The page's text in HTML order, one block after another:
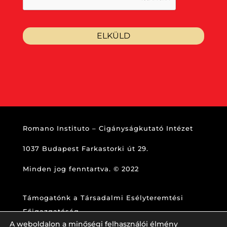
Romano Instituto – Cigányságkutató Intézet
1037 Budapest Farkastorki út 29.
Minden jog fenntartva. © 2022
Támogatónk a Társadalmi Esélyteremtési
Főigazgatóság
A weboldalon a minőségi felhasználói élmény